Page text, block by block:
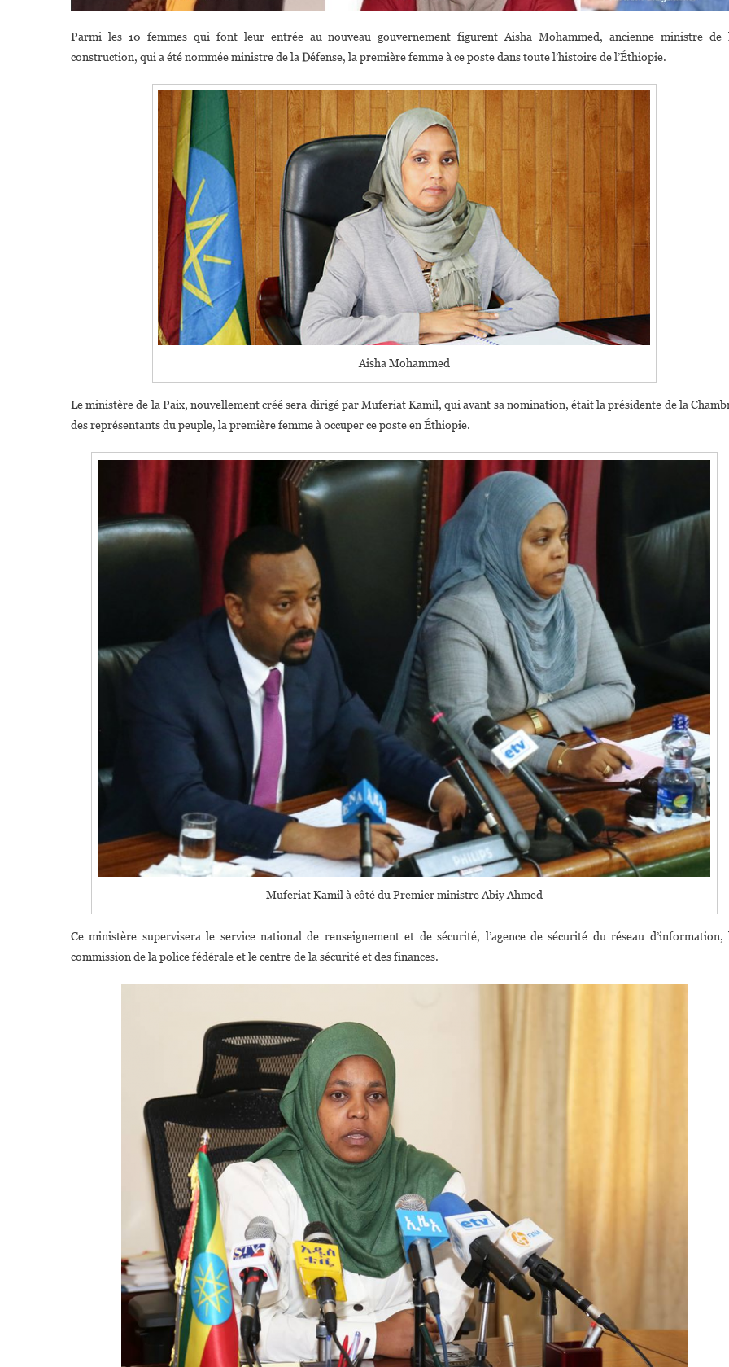
Parmi les 10 femmes qui font leur entrée au nouveau gouvernement figurent Aisha Mohammed, ancienne ministre de
construction, qui a été nommée ministre de la Défense, la première femme à ce poste dans toute l’histoire de l’Éthiopie.
Aisha Mohammed
Le ministère de la Paix, nouvellement créé sera dirigé par Muferiat Kamil, qui avant sa nomination, était la présidente de la
des représentants du peuple, la première femme à occuper ce poste en Éthiopie.
Muferiat Kamil à côté du Premier ministre Abiy Ahmed
Ce ministère supervisera le service national de renseignement et de sécurité, l’agence de sécurité du réseau d’information,
commission de la police fédérale et le centre de la sécurité et des finances.